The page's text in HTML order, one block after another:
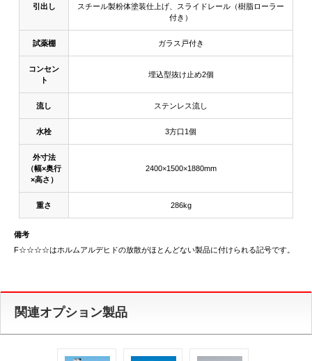
引出し
スチール製粉体塗装仕上げ、スライドレール（樹脂ローラー
付き）
試薬棚 ガラス戸付き
コンセン
ト
埋込型抜け止め2個
流し ステンレス流し
水栓 3方口1個
外寸法
（幅×奥行
×高さ）
2400×1500×1880mm
重さ 286kg
備考
F☆☆☆☆はホルムアルデヒドの放散がほとんどない製品に付けられる記号です。
関連オプション製品